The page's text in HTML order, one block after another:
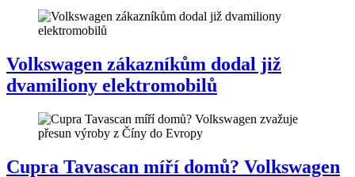
Volkswagen zákazníkům dodal již
dvamiliony elektromobilů
Cupra Tavascan míří domů? Volkswagen